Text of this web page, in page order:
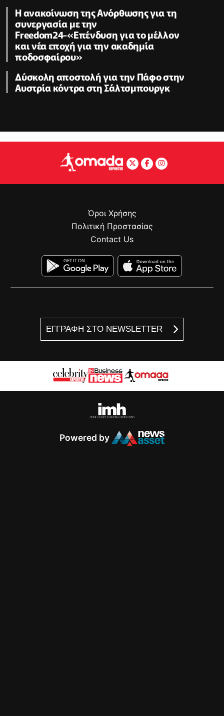
H ανακοίνωση της Ανόρθωσης για τη
συνεργασία με την
Freedom24-«Επένδυση για το μέλλον
και νέα εποχή για την ακαδημία
ποδοσφαίρου»
Δύσκολη αποστολή για την Πάφο στην
Αυστρία κόντρα στη Σάλτσμπουργκ
ΕΓΓΡΑΦΗ ΣΤΟ NEWSLETTER
Όροι Χρήσης
Πολιτική Προστασίας
Contact Us
Powered by